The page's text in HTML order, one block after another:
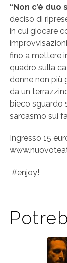
“Non c’è duo
deciso di
in cui giocare
fino a mettere
quadro sulla
donne non più
da un
bieco sguardo
sarcasmo sui
Ingresso 15
#enjoy!